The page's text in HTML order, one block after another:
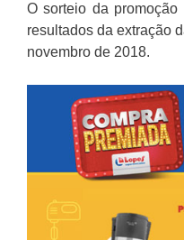
O sorteio da
resultados da extração
novembro de 2018.